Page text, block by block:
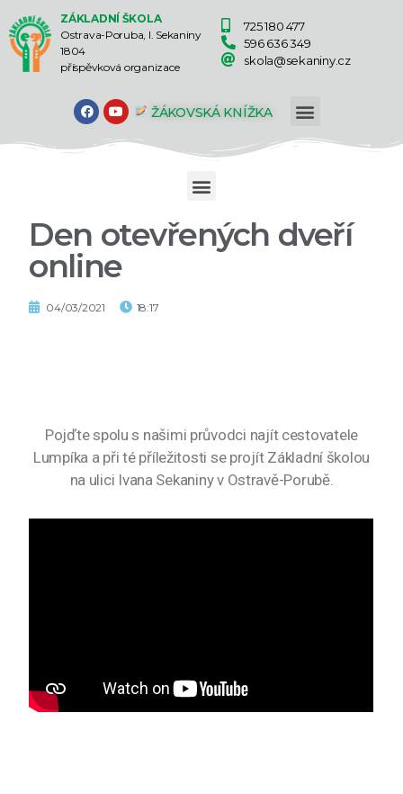
ZÁKLADNÍ ŠKOLA
Ostrava-Poruba, I. Sekaniny
1804
příspěvková organizace
725 180 477
596 636 349
skola@sekaniny.cz
ŽÁKOVSKÁ KNÍŽKA
Den otevřených dveří
online
04/03/2021 18:17
Pojďte spolu s našimi průvodci najít cestovatele
Lumpíka a při té příležitosti se projít Základní školou
na ulici Ivana Sekaniny v Ostravě-Porubě.